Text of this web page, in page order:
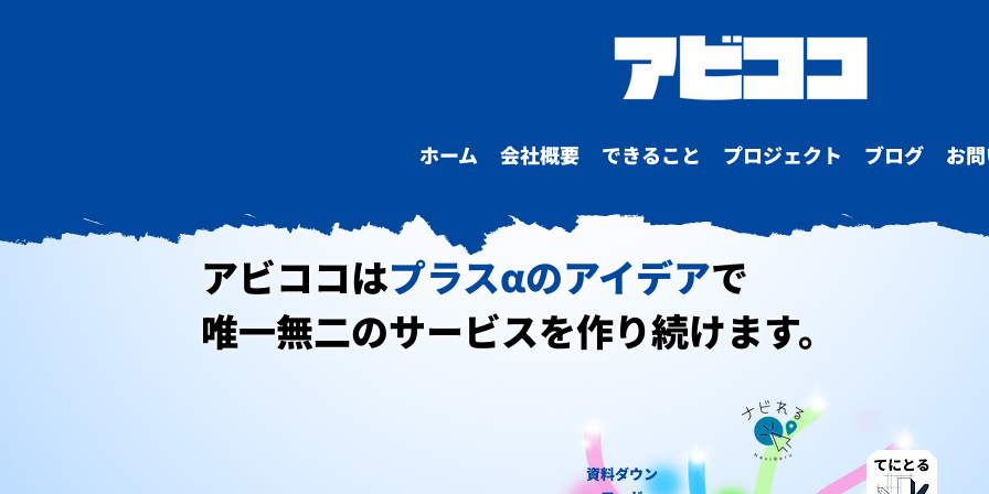
ホーム 会社概要 できること プロジェクト ブログ お
アビココはプラスαのアイデアで
唯一無二のサービスを作り続けます。
資料ダウン